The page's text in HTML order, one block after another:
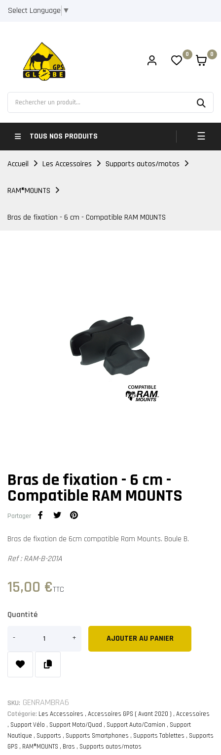
Select Language ▼
0 0
TOUS NOS PRODUITS ☰
Accueil Les Accessoires Supports autos/motos
RAM®MOUNTS
Bras de fixation - 6 cm - Compatible RAM MOUNTS
Bras de fixation - 6 cm -
Compatible RAM MOUNTS
Partager
Bras de fixation de 6cm compatible Ram Mounts. Boule B.
Ref : RAM-B-201A
15,00 €TTC
Quantité
AJOUTER AU PANIER
SKU: GENRAMBRA6
Catégorie: Les Accessoires Accessoires GPS ( Avant 2020 )
Accessoires
Support Vélo
Support Moto/Quad Support Auto/Camion
Support
Nautique
Supports Supports Smartphones Supports Tablettes
Supports
GPS
RAM®MOUNTS Bras Supports autos/motos